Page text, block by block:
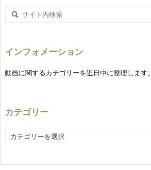
インフォメーション
動画に関するカテゴリーを近日中に整理します。
カテゴリー
テ